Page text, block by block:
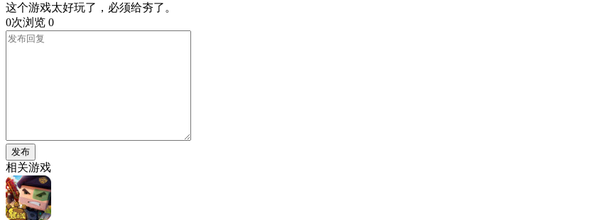
这个游戏太好玩了，必须给夯了。
0次浏览 0
发布
相关游戏